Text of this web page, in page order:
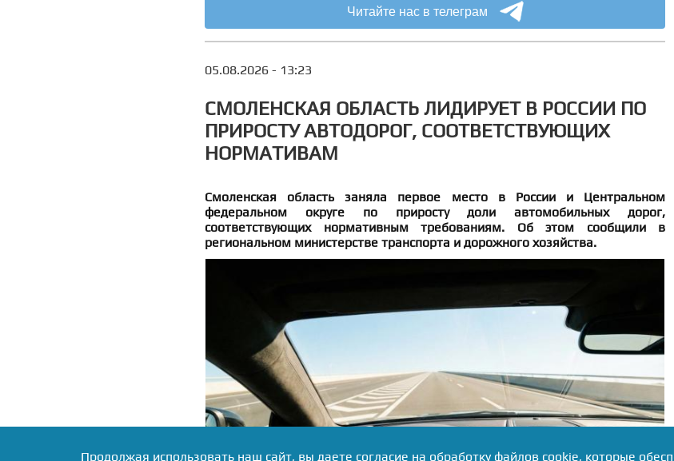
Читайте нас в телеграм
05.08.2026 - 13:23
СМОЛЕНСКАЯ ОБЛАСТЬ ЛИДИРУЕТ В РОССИИ ПО
ПРИРОСТУ АВТОДОРОГ, СООТВЕТСТВУЮЩИХ
НОРМАТИВАМ
Смоленская область заняла первое место в России и Центральном
федеральном округе по приросту доли автомобильных дорог,
соответствующих нормативным требованиям. Об этом сообщили в
региональном министерстве транспорта и дорожного хозяйства.
Продолжая использовать наш сайт, вы даете согласие на обработку файлов cookie, которые